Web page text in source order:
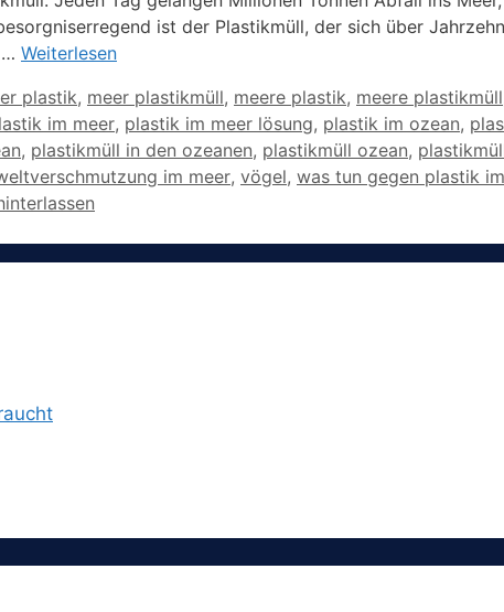
ist der Plastikmüll, der sich über
… Weiterlesen
plastik, meer plastikmüll, meere plastik, meere plastikmüll
im meer, plastik im meer lösung, plastik im ozean,
, plastikmüll in den ozeanen, plastikmüll ozean,
im meer, vögel, was tun gegen plastik